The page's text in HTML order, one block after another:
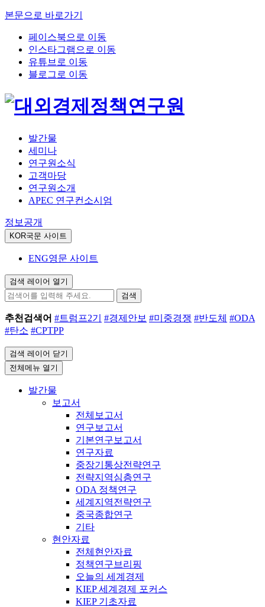
본문으로 바로가기
페이스북으로 이동
인스타그램으로 이동
유튜브로 이동
블로그로 이동
발간물
세미나
연구원소식
고객마당
연구원소개
APEC 연구컨소시엄
정보공개
KOR국문 사이트
ENG영문 사이트
검색 레이어 열기
검색
추천검색어 #트럼프2기 #경제안보 #미중경쟁 #반도체 #ODA
#탄소 #CPTPP
검색 레이어 닫기
전체메뉴 열기
발간물
보고서
전체보고서
연구보고서
기본연구보고서
연구자료
중장기통상전략연구
전략지역심층연구
ODA 정책연구
세계지역전략연구
중국종합연구
기타
현안자료
전체현안자료
정책연구브리핑
오늘의 세계경제
KIEP 세계경제 포커스
KIEP 기초자료